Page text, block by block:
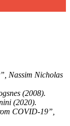
Nassim Nicholas
(2008).
(2020).
COVID-19”,